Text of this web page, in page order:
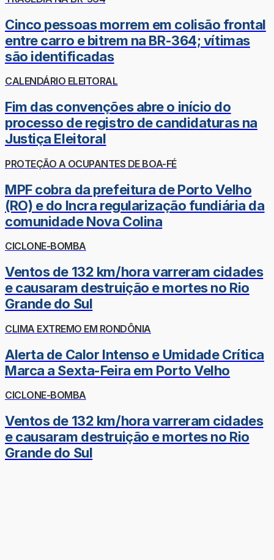
Cinco pessoas morrem em colisão frontal
entre carro e bitrem na BR-364; vítimas
são identificadas
CALENDÁRIO ELEITORAL
Fim das convenções abre o início do
processo de registro de candidaturas na
Justiça Eleitoral
PROTEÇÃO A OCUPANTES DE BOA-FÉ
MPF cobra da prefeitura de Porto Velho
(RO) e do Incra regularização fundiária da
comunidade Nova Colina
CICLONE-BOMBA
Ventos de 132 km/hora varreram cidades
e causaram destruição e mortes no Rio
Grande do Sul
CLIMA EXTREMO EM RONDÔNIA
Alerta de Calor Intenso e Umidade Crítica
Marca a Sexta-Feira em Porto Velho
CICLONE-BOMBA
Ventos de 132 km/hora varreram cidades
e causaram destruição e mortes no Rio
Grande do Sul